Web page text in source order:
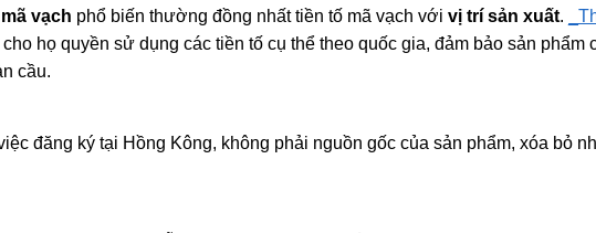
vạch phổ biến thường đồng nhất tiền tố mã vạch vớivị trí sản xuất.
họ quyền sử dụng các tiền tố cụ thể theo quốc gia, đảm bảo sản phẩm
cầu.
đăng ký tại Hồng Kông, không phải nguồn gốc của sản phẩm, xóa bỏ